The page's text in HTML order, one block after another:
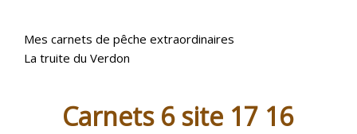
Mes carnets de pêche extraordinaires
La truite du Verdon
Carnets 6 site 17 16